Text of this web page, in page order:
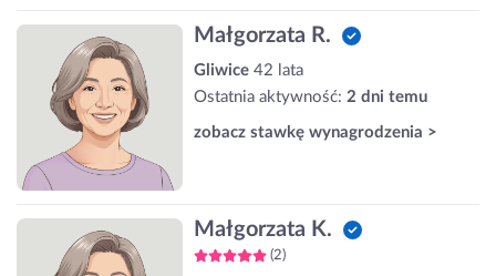
Małgorzata R.
Gliwice 42 lata
Ostatnia aktywność: 2 dni temu
zobacz stawkę wynagrodzenia >
Małgorzata K.
(2)